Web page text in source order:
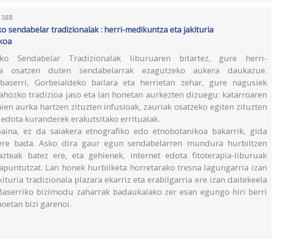
sendabelar tradizionalak : herri-medikuntza eta jakituria
Sendabelar Tradizionalak liburuaren bitartez, gure herri-
osatzen duten sendabelarrak ezagutzeko aukera daukazue.
Gorbeialdeko bailara eta herrietan zehar, gure nagusiek
tradizioa jaso eta lan honetan aurkezten dizuegu: katarroaren
aurka hartzen zituzten infusioak, zauriak osatzeko egiten zituzten
kuranderek erakutsitako erritualak.
ez da saiakera etnografiko edo etnobotanikoa bakarrik, gida
bada. Asko dira gaur egun sendabelarren mundura hurbiltzen
batez ere, eta gehienek, internet edota fitoterapia-liburuak
Lan honek hurbilketa horretarako tresna lagungarria izan
tradizionala plazara ekarriz eta erabilgarria ere izan daitekeela
bizimodu zaharrak badaukalako zer esan egungo hiri berri
bizi garenoi.